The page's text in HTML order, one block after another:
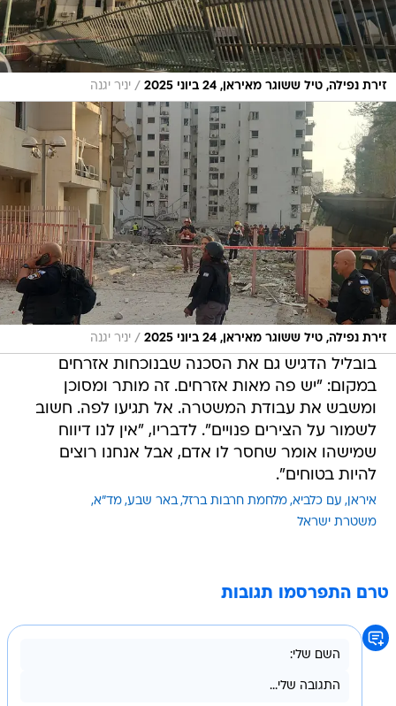
זירת נפילה, טיל ששוגר מאיראן, 24 ביוני 2025 / יניר יגנה
זירת נפילה, טיל ששוגר מאיראן, 24 ביוני 2025 / יניר יגנה
בובליל הדגיש גם את הסכנה שבנוכחות אזרחים
במקום: "יש פה מאות אזרחים. זה מותר ומסוכן
ומשבש את עבודת המשטרה. אל תגיעו לפה. חשוב
לשמור על הצירים פנויים". לדבריו, "אין לנו דיווח
שמישהו אומר שחסר לו אדם, אבל אנחנו רוצים
להיות בטוחים".
איראן עם כלביא מלחמת חרבות ברזל באר שבע מד"א
משטרת ישראל
טרם התפרסמו תגובות